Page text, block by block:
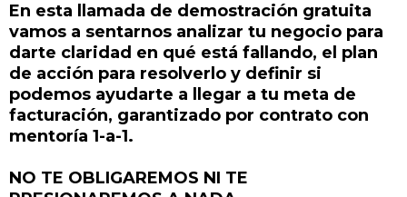
En esta llamada de demostración gratuita
vamos a sentarnos analizar tu negocio para
darte claridad en qué está fallando, el plan
de acción para resolverlo y definir si
podemos ayudarte a llegar a tu meta de
facturación, garantizado por contrato con
mentoría 1-a-1.
NO TE OBLIGAREMOS NI TE